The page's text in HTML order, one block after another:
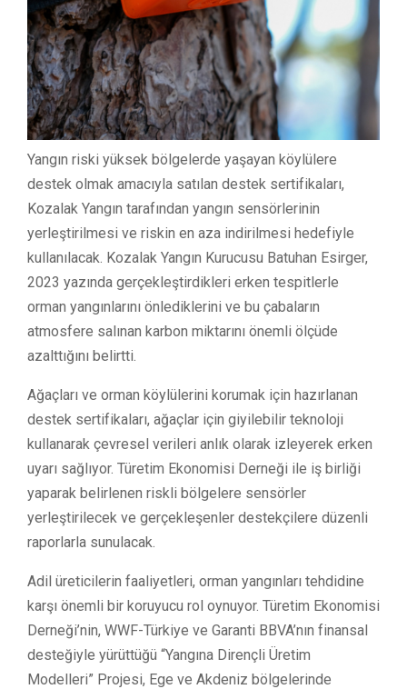
Yangın riski yüksek bölgelerde yaşayan köylülere
destek olmak amacıyla satılan destek sertifikaları,
Kozalak Yangın tarafından yangın sensörlerinin
yerleştirilmesi ve riskin en aza indirilmesi hedefiyle
kullanılacak. Kozalak Yangın Kurucusu Batuhan Esirger,
2023 yazında gerçekleştirdikleri erken tespitlerle
orman yangınlarını önlediklerini ve bu çabaların
atmosfere salınan karbon miktarını önemli ölçüde
azalttığını belirtti.
Ağaçları ve orman köylülerini korumak için hazırlanan
destek sertifikaları, ağaçlar için giyilebilir teknoloji
kullanarak çevresel verileri anlık olarak izleyerek erken
uyarı sağlıyor. Türetim Ekonomisi Derneği ile iş birliği
yaparak belirlenen riskli bölgelere sensörler
yerleştirilecek ve gerçekleşenler destekçilere düzenli
raporlarla sunulacak.
Adil üreticilerin faaliyetleri, orman yangınları tehdidine
karşı önemli bir koruyucu rol oynuyor. Türetim Ekonomisi
Derneği’nin, WWF-Türkiye ve Garanti BBVA’nın finansal
desteğiyle yürüttüğü “Yangına Dirençli Üretim
Modelleri” Projesi, Ege ve Akdeniz bölgelerinde